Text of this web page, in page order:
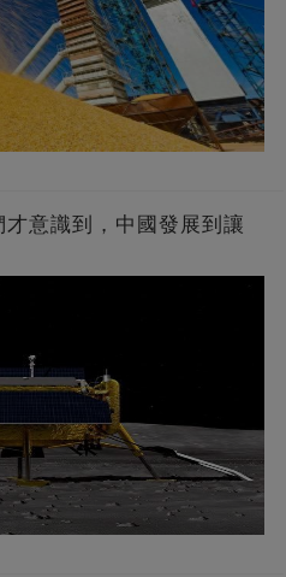
意識到，中國發展到讓